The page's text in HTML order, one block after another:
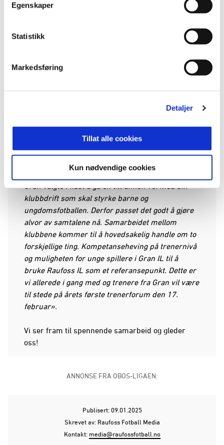
Egenskaper
Statistikk
Markedsføring
Detaljer
Tillat alle cookies
Kun nødvendige cookies
Etter første AK-stjerne i 2024 satte vi raskt i gang
på sport. Allerede lørdag 18.januar har U17 sin
første treningskamp mot Strømsgodset.
Parallelt med oppstart er det gledelig at vi har fått
kan få enda bedre feste på Hadeland. Fra før av
har vi med oss Vind og Toten som kjempegode
representanter i sine områder «her oppe», men
ønsket om å få til noe lenger sør har vært der
Gran valgte i høst å gå en litt annen vei med sin
klubbdrift som skal styrke barne og
ungdomsfotballen. Derfor passet det godt å gjøre
alvor av samtalene nå. Samarbeidet mellom
klubbene kommer til å hovedsakelig handle om to
forskjellige ting. Kompetanseheving på trenernivå
og muligheten for unge spillere i Gran IL til å
bruke Raufoss IL som et referansepunkt. Dette er
vi allerede i gang med og trenere fra Gran vil være
til stede på årets første trenerforum den 17.
februar».
Vi ser fram til spennende samarbeid og gleder
oss!
ANNONSE FRA OBOS-LIGAEN:
Publisert: 09.01.2025
Skrevet av: Raufoss Fotball Media
Kontakt: media@raufossfotball.no